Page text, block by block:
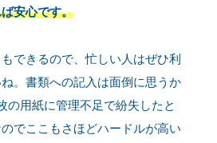
安心です。
できるので、忙しい人はぜひ利
。書類への記入は面倒に思うか
の用紙に管理不足で紛失したと
でここもさほどハードルが高い